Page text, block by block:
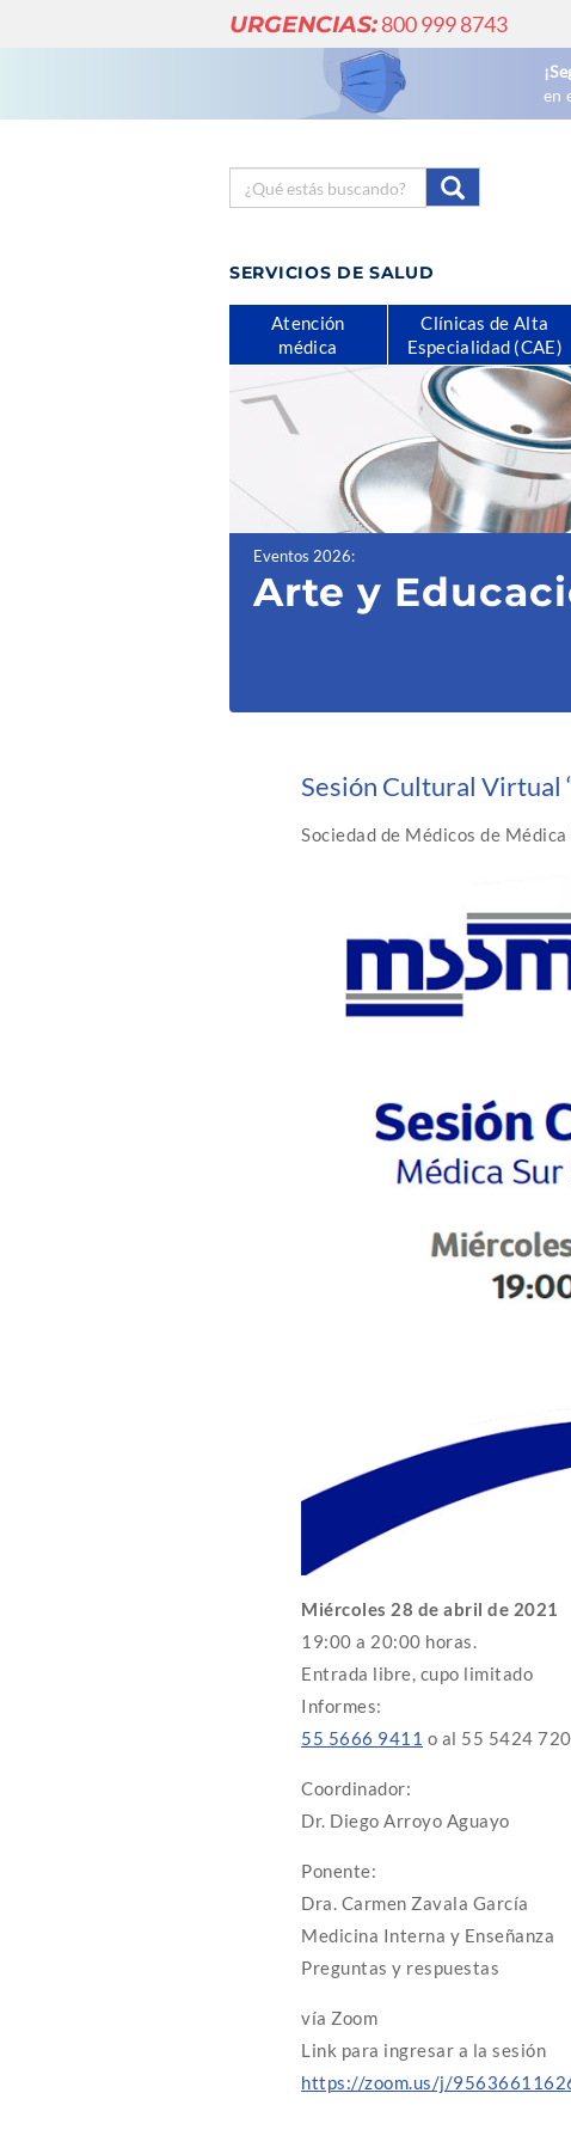
URGENCIAS:800 999 8743
en
SERVICIOS DE SALUD
Atención
médica
Clínicas de Alta
Especialidad (CAE)
Eventos 2026:
Arte y
Sesión Cultural Virtual
Sociedad de Médicos de Médica
Miércoles 28 de abril de 2021
19:00 a 20:00 horas.
Entrada libre, cupo limitado
Informes:
55 5666 9411 o al 55 5424
Coordinador:
Dr. Diego Arroyo Aguayo
Ponente:
Dra. Carmen Zavala García
Medicina Interna y Enseñanza
Preguntas y respuestas
vía Zoom
Link para ingresar a la sesión
https://zoom.us/j/